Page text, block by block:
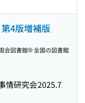
4版増補版
情研究会2025.7
会図書館 全国の図書館